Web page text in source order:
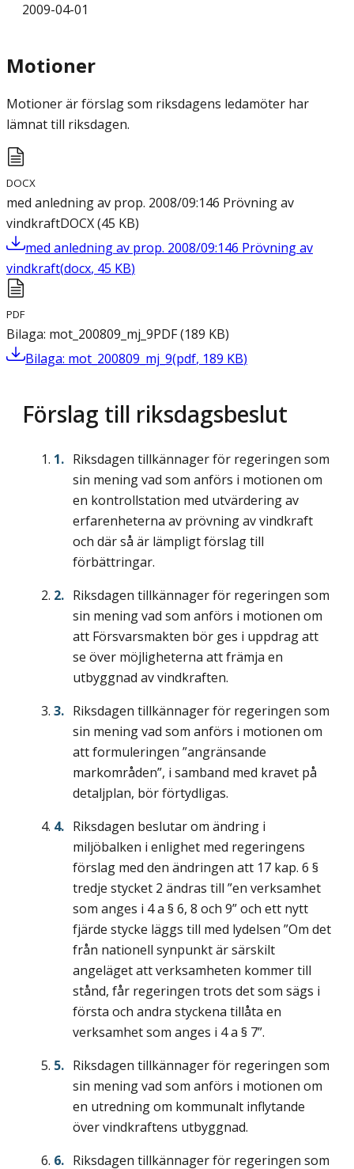
2009-04-01
Motioner
Motioner är förslag som riksdagens ledamöter har
lämnat till riksdagen.
DOCX
med anledning av prop. 2008/09:146 Prövning av
vindkraftDOCX(45 KB)
med anledning av prop. 2008/09:146 Prövning av
vindkraft(docx, 45 KB)
PDF
Bilaga: mot_200809_mj_9PDF(189 KB)
Bilaga: mot_200809_mj_9(pdf, 189 KB)
Förslag till riksdagsbeslut
Riksdagen tillkännager för regeringen som
sin mening vad som anförs i motionen om
en kontrollstation med utvärdering av
erfarenheterna av prövning av vindkraft
och där så är lämpligt förslag till
förbättringar.
Riksdagen tillkännager för regeringen som
sin mening vad som anförs i motionen om
att Försvarsmakten bör ges i uppdrag att
se över möjligheterna att främja en
utbyggnad av vindkraften.
Riksdagen tillkännager för regeringen som
sin mening vad som anförs i motionen om
att formuleringen ”angränsande
markområden”, i samband med kravet på
detaljplan, bör förtydligas.
Riksdagen beslutar om ändring i
miljöbalken i enlighet med regeringens
förslag med den ändringen att 17 kap. 6 §
tredje stycket 2 ändras till ”en verksamhet
som anges i 4 a § 6, 8 och 9” och ett nytt
fjärde stycke läggs till med lydelsen ”Om det
från nationell synpunkt är särskilt
angeläget att verksamheten kommer till
stånd, får regeringen trots det som sägs i
första och andra styckena tillåta en
verksamhet som anges i 4 a § 7”.
Riksdagen tillkännager för regeringen som
sin mening vad som anförs i motionen om
en utredning om kommunalt inflytande
över vindkraftens utbyggnad.
Riksdagen tillkännager för regeringen som